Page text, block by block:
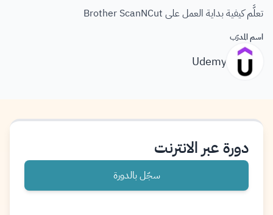
تعلَّم كيفية بداية العمل على Brother ScanNCut
اسم المدرّب
Udemy
دورة عبر الانترنت
سجّل بالدورة